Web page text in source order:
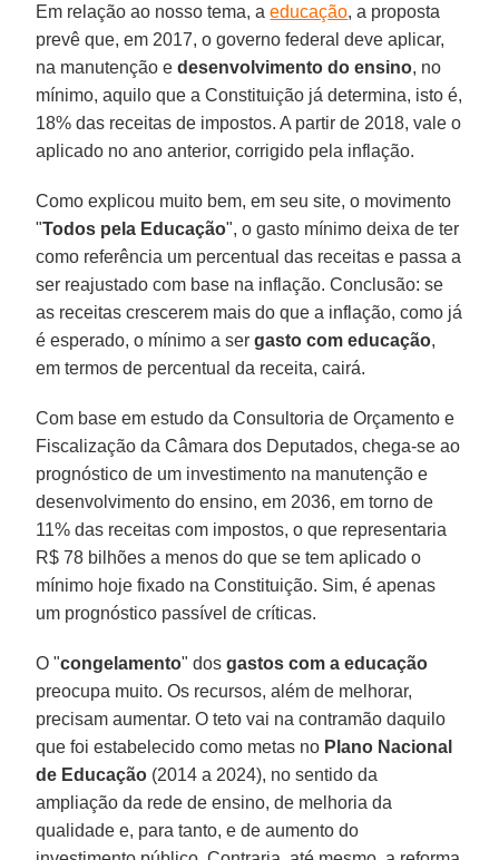
Em relação ao nosso tema, aeducação, a proposta
prevê que, em 2017, o governo federal deve aplicar,
na manutenção edesenvolvimento do ensino, no
mínimo, aquilo que a Constituição já determina, isto é,
18% das receitas de impostos. A partir de 2018, vale o
aplicado no ano anterior, corrigido pela inflação.
Como explicou muito bem, em seu site, o movimento
"Todos pela Educação", o gasto mínimo deixa de ter
como referência um percentual das receitas e passa a
ser reajustado com base na inflação. Conclusão: se
as receitas crescerem mais do que a inflação, como já
é esperado, o mínimo a ser gasto com educação,
em termos de percentual da receita, cairá.
Com base em estudo da Consultoria de Orçamento e
Fiscalização da Câmara dos Deputados, chega-se ao
prognóstico de um investimento na manutenção e
desenvolvimento do ensino, em 2036, em torno de
11% das receitas com impostos, o que representaria
R$ 78 bilhões a menos do que se tem aplicado o
mínimo hoje fixado na Constituição. Sim, é apenas
um prognóstico passível de críticas.
O "congelamento" dosgastos com a educação
preocupa muito. Os recursos, além de melhorar,
precisam aumentar. O teto vai na contramão daquilo
que foi estabelecido como metas no Plano Nacional
de Educação (2014 a 2024), no sentido da
ampliação da rede de ensino, de melhoria da
qualidade e, para tanto, e de aumento do